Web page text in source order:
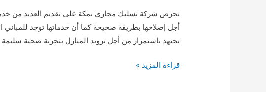
تحرص شركة تسليك مجاري بمكة على تقديم العديد من
أجل إصلاحها بطريقة صحيحة كما أن خدماتها توجد للمباني
نجتهد باستمرار من أجل تزويد المنازل بتجربة صحية
شركة
قراءة المزيد »